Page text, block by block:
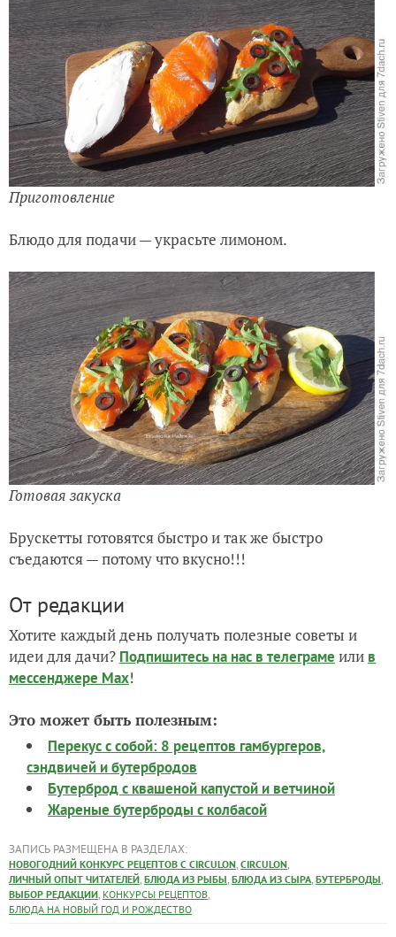
Приготовление
Блюдо для подачи — украсьте лимоном.
Готовая закуска
Брускетты готовятся быстро и так же быстро
съедаются — потому что вкусно!!!
От редакции
Хотите каждый день получать полезные советы и
идеи для дачи? Подпишитесь на нас в телеграме или в
мессенджере Max!
Это может быть полезным:
Перекус с собой: 8 рецептов гамбургеров,
сэндвичей и бутербродов
Бутерброд с квашеной капустой и ветчиной
Жареные бутерброды с колбасой
ЗАПИСЬ РАЗМЕЩЕНА В РАЗДЕЛАХ:
НОВОГОДНИЙ КОНКУРС РЕЦЕПТОВ С CIRCULON, CIRCULON,
ЛИЧНЫЙ ОПЫТ ЧИТАТЕЛЕЙ, БЛЮДА ИЗ РЫБЫ, БЛЮДА ИЗ СЫРА, БУТЕРБРОДЫ,
ВЫБОР РЕДАКЦИИ, КОНКУРСЫ РЕЦЕПТОВ,
БЛЮДА НА НОВЫЙ ГОД И РОЖДЕСТВО